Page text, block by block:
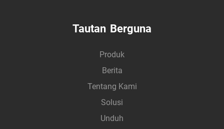
Tautan Berguna
Produk
Berita
Tentang Kami
Solusi
Unduh